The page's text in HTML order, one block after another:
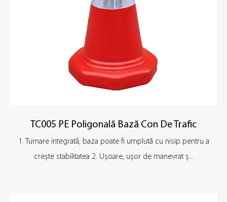
TC005 PE Poligonală Bază Con De Trafic
1. Turnare integrată, baza poate fi umplută cu nisip pentru a
crește stabilitatea 2. Ușoare, ușor de manevrat ș...